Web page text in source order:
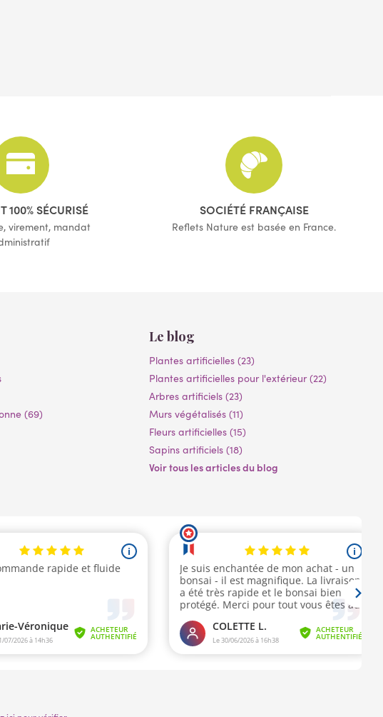
100% SÉCURISÉ
virement, mandat
SOCIÉTÉ FRANÇAISE
Reflets Nature est basée en France.
(69)
Le blog
Plantes artificielles (23)
Plantes artificielles pour l'extérieur (22)
Arbres artificiels (23)
Murs végétalisés (11)
Fleurs artificielles (15)
Sapins artificiels (18)
Voir tous les articles du blog